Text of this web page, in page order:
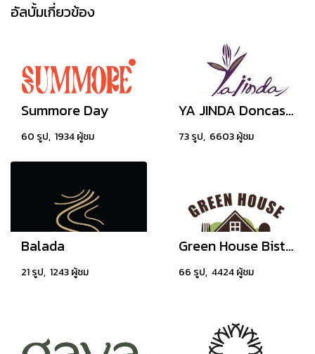
อัลบั้มเกี่ยวข้อง
Summore Day
60 รูป, 1934 ผู้ชม
YA JINDA Doncaster (Thai Restaurant, Australia)
73 รูป, 6603 ผู้ชม
Balada
21 รูป, 1243 ผู้ชม
Green House Bistro
66 รูป, 4424 ผู้ชม